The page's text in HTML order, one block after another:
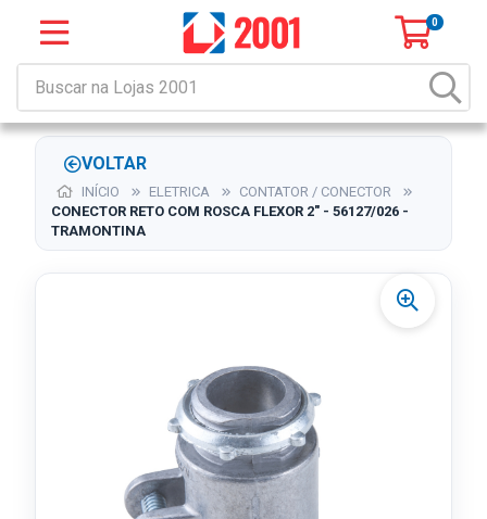
0
VOLTAR
INÍCIO ELETRICA
CONTATOR / CONECTOR
CONECTOR RETO COM ROSCA FLEXOR 2" - 56127/026 -
TRAMONTINA